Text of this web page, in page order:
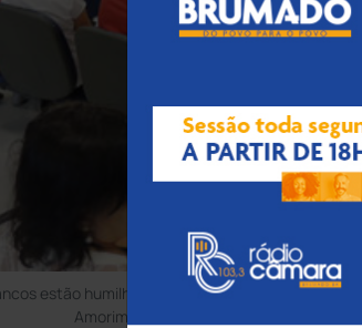
estão humilhando a população com o tempo
Amorim/Brumado Notícias).